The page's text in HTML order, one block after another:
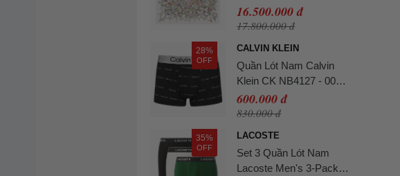
Silk Twill Màu Trắng Họa
Tiết
16.500.000 đ
17.800.000 đ
28%
OFF
CALVIN KLEIN
Quần Lót Nam Calvin
Klein CK NB4127 - 003
Màu Đen Size L
600.000 đ
830.000 đ
35%
OFF
LACOSTE
Set 3 Quần Lót Nam
Lacoste Men's 3-Pack